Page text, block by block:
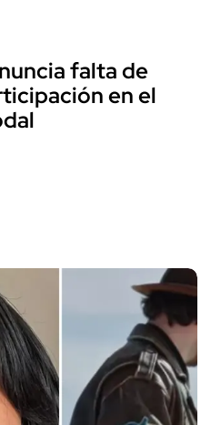
falta de
en el